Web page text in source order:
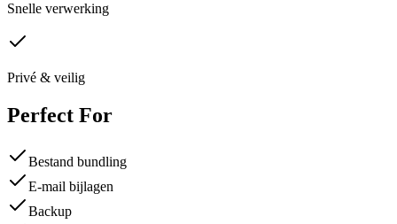
Snelle verwerking
Privé & veilig
Perfect For
Bestand bundling
E-mail bijlagen
Backup